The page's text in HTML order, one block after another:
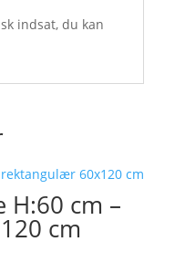
indsat, du kan
cm –
cm